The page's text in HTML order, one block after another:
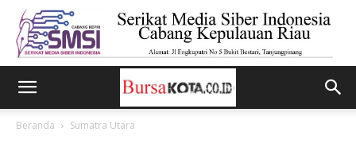
Beranda Sumatra Utara